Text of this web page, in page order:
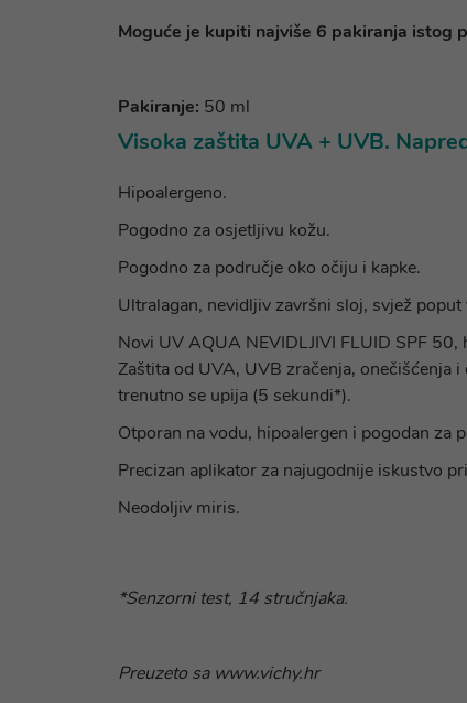
Moguće je kupiti najviše 6 pakiranja istog
Pakiranje: 50 ml
Visoka zaštita UVA + UVB.
Hipoalergeno.
Pogodno za osjetljivu kožu.
Pogodno za područje oko očiju i kapke.
Ultralagan, nevidljiv završni sloj, svjež poput
Novi UV AQUA NEVIDLJIVI FLUID SPF
Zaštita od UVA, UVB zračenja, onečišćenja
trenutno se upija (5 sekundi*).
Otporan na vodu, hipoalergen i pogodan za
Precizan aplikator za najugodnije iskustvo
Neodoljiv miris.
*Senzorni test, 14 stručnjaka.
Preuzeto sa www.vichy.hr